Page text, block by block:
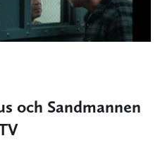
och Sandmannen